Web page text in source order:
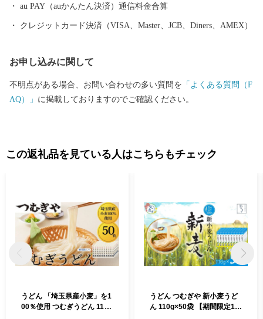
au PAY（auかんたん決済）通信料金合算
クレジットカード決済（VISA、Master、JCB、Diners、AMEX）
お申し込みに関して
不明点がある場合、お問い合わせの多い質問を 「よくある質問（F
AQ）」 に掲載しておりますのでご確認ください。
この返礼品を見ている人はこちらもチェック
うどん 「埼玉県産小麦」を1
00％使用 つむぎうどん 110g
うどん つむぎや 新小麦うど
ん 110g×50袋 【期間限定12